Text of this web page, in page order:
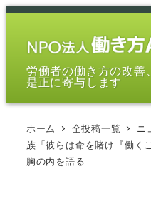
メ
労働者の働き方の改善
是正に寄与します
ホーム 全投稿一覧 ニ
族「彼らは命を賭け『働く
胸の内を語る